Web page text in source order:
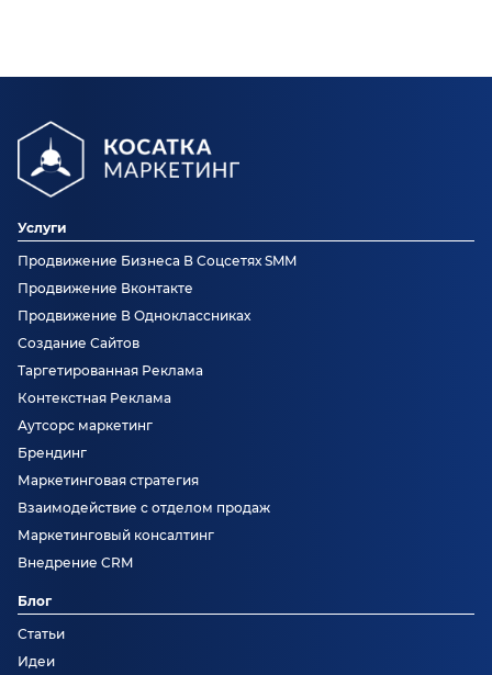
Услуги
Продвижение Бизнеса В Соцсетях SMM
Продвижение Вконтакте
Продвижение В Одноклассниках
Создание Сайтов
Таргетированная Реклама
Контекстная Реклама
Аутсорс маркетинг
Брендинг
Маркетинговая стратегия
Взаимодействие с отделом продаж
Маркетинговый консалтинг
Внедрение CRM
Блог
Статьи
Идеи